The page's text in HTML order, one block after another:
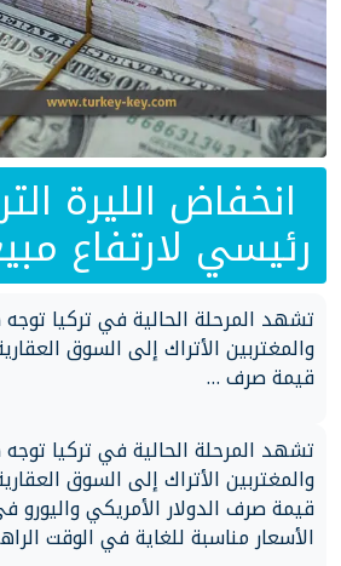
انخفاض الليرة
رئيسي لارتفاع
تشهد المرحلة الحالية في تركيا
والمغتربين الأتراك إلى السوق
قيمة صرف …
تشهد المرحلة الحالية في تركيا
والمغتربين الأتراك إلى السوق
قيمة صرف الدولار الأمريكي واليورو
الأسعار مناسبة للغاية في الوقت